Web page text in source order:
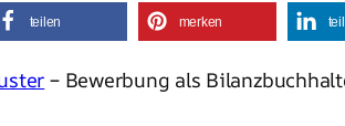
teilen merken
– Bewerbung als